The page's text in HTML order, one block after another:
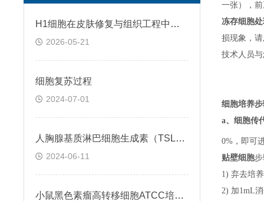
H1细胞在皮肤修复与组织工程中的应用前景
2026-05-21
细胞复苏过程
2024-07-01
人胸腺基质淋巴细胞生成素（TSLP）ELISA检测试剂盒説明书
2024-06-11
小鼠黑色素瘤高转移细胞ATCC培养与保存
一张）
，
冻存细胞
损现象，
技术人员
细胞培养
a、 细胞传
0%，即可
贴壁细胞
1) 弃去培
2) 加1mL